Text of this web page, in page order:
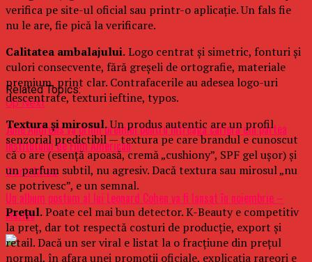
Related Topics:
Up Next
Julie Andrews va primi premiul pentru întreaga carieră din partea
Institutului de Film American
Don't Miss
Un album postum al lui Leonard Cohen va fi lansat în noiembrie –
Muzica
verifica pe site-ul oficial sau printr-o aplicație. Un fals fie
nu le are, fie pică la verificare.
Calitatea ambalajului.Logo centrat și simetric, fonturi și
culori consecvente, fără greșeli de ortografie, materiale
premium, print clar. Contrafacerile au adesea logo-uri
descentrate, texturi ieftine, typos.
Textura și mirosul.Un produs autentic are un profil
senzorial predictibil — textura pe care brandul e cunoscut
că o are (esență apoasă, cremă „cushiony”, SPF gel ușor) și
un parfum subtil, nu agresiv. Dacă textura sau mirosul „nu
se potrivesc”, e un semnal.
Prețul.Poate cel mai bun detector. K-Beauty e competitiv
la preț, dar tot respectă costuri de producție, export și
retail. Dacă un ser viral e listat la o fracțiune din prețul
normal, în afara unei promoții oficiale, explicația rareori e